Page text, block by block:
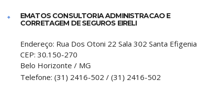
EMATOS CONSULTORIA ADMINISTRACAO E
CORRETAGEM DE SEGUROS EIRELI
Endereço: Rua Dos Otoni 22 Sala 302 Santa Efigenia
CEP: 30.150-270
Belo Horizonte / MG
Telefone: (31) 2416-502 / (31) 2416-502